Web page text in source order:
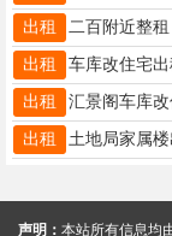
出租
出租
出租
出租
声明： 本站所有信息均